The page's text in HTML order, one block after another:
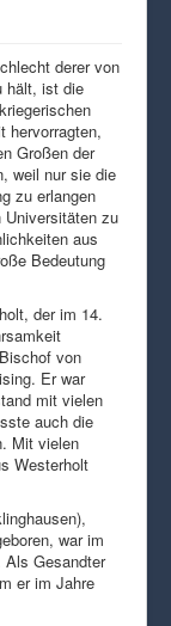
derer von
hält, ist die
hervorragten,
Großen der
weil nur sie die
zu erlangen
Universitäten zu
aus
Bedeutung
der im 14.
von
Er war
mit vielen
auch die
Mit vielen
Westerholt
war im
Als Gesandter
er im Jahre